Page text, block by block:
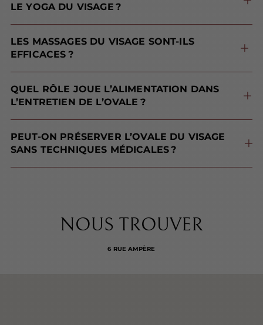
LE YOGA DU VISAGE ?
LES MASSAGES DU VISAGE SONT-ILS
EFFICACES ?
QUEL RÔLE JOUE L’ALIMENTATION DANS
L’ENTRETIEN DE L’OVALE ?
PEUT-ON PRÉSERVER L’OVALE DU VISAGE
SANS TECHNIQUES MÉDICALES ?
NOUS TROUVER
6 RUE AMPÈRE